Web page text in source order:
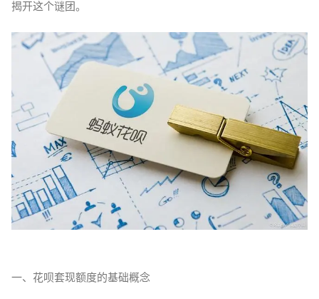
揭开这个谜团。
一、花呗套现额度的基础概念